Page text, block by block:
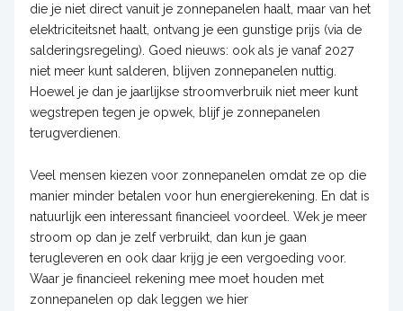
die je niet direct vanuit je zonnepanelen haalt, maar van het
elektriciteitsnet haalt, ontvang je een gunstige prijs (via de
salderingsregeling). Goed nieuws: ook als je vanaf 2027
niet meer kunt salderen, blijven zonnepanelen nuttig.
Hoewel je dan je jaarlijkse stroomverbruik niet meer kunt
wegstrepen tegen je opwek, blijf je zonnepanelen
terugverdienen.
Veel mensen kiezen voor zonnepanelen omdat ze op die
manier minder betalen voor hun energierekening. En dat is
natuurlijk een interessant financieel voordeel. Wek je meer
stroom op dan je zelf verbruikt, dan kun je gaan
terugleveren en ook daar krijg je een vergoeding voor.
Waar je financieel rekening mee moet houden met
zonnepanelen op dak leggen we hier